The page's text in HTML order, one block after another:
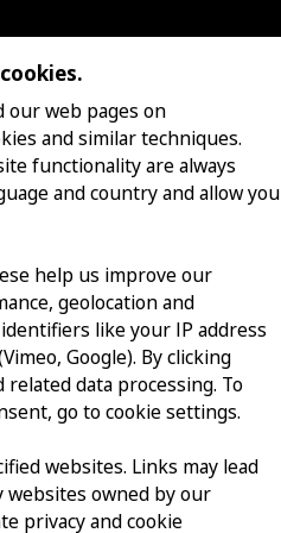
our web pages on
and similar techniques.
functionality are always
and country and allow you
help us improve our
geolocation and
like your IP address
Google). By clicking
related data processing. To
go to cookie settings.
websites. Links may lead
websites owned by our
privacy and cookie